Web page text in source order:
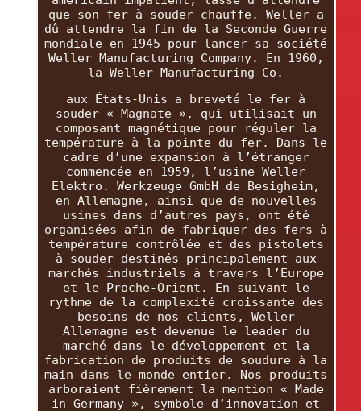
que son fer à souder chauffe. Weller a
dû attendre la fin de la Seconde Guerre
mondiale en 1945 pour lancer sa société
Weller Manufacturing Company. En 1960,
la Weller Manufacturing Co.
aux États-Unis a breveté le fer à
souder « Magnate », qui utilisait un
composant magnétique pour réguler la
température à la pointe du fer. Dans le
cadre d’une expansion à l’étranger
commencée en 1959, l’usine Weller
Elektro. Werkzeuge GmbH de Besigheim,
en Allemagne, ainsi que de nouvelles
usines dans d’autres pays, ont été
organisées afin de fabriquer des fers à
température contrôlée et des pistolets
à souder destinés principalement aux
marchés industriels à travers l’Europe
et le Proche-Orient. En suivant le
rythme de la complexité croissante des
besoins de nos clients, Weller
Allemagne est devenue le leader du
marché dans le développement et la
fabrication de produits de soudure à la
main dans le monde entier. Nos produits
arboraient fièrement la mention « Made
in Germany », symbole d’innovation et